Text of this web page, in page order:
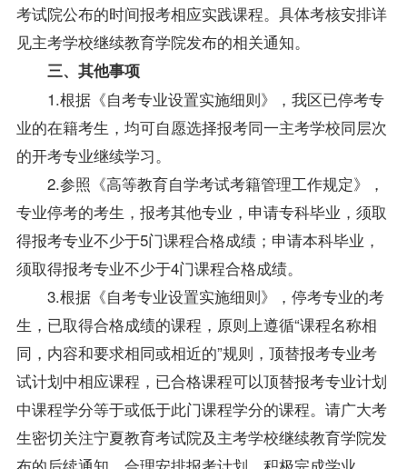
考试院公布的时间报考相应实践课程。 具体考核安排详
见主考学校继续教育学院发布的相关通知。
三、 其他事项
1.根据《自考专业设置实施细则》 ， 我区已停考专
业的在籍考生 ， 均可自愿选择报考同一主考学校同层次
的开考专业继续学习。
2.参照 《高等教育自学考试考籍管理工作规定》
，
专业停考的考生 ， 报考其他专业 ， 申请专科毕业 ， 须取
得报考专业不少于5门课程合格成绩； 申请本科毕业 ，
须取得报考专业不少于4门课程合格成绩。
3.根据《自考专业设置实施细则》 ， 停考专业的考
生 ， 已取得合格成绩的课程 ， 原则 上遵循“课程名称相
同 ， 内容和要求相同或相近的”规则 ， 顶替报考专业考
试计划中相应课程 ， 已合格课程可以顶替报考专业计划
中课程学分等于或低于此门课程学分的课程。 请广大考
生密切关注宁夏教育考试院及主考学校继续教育学院发